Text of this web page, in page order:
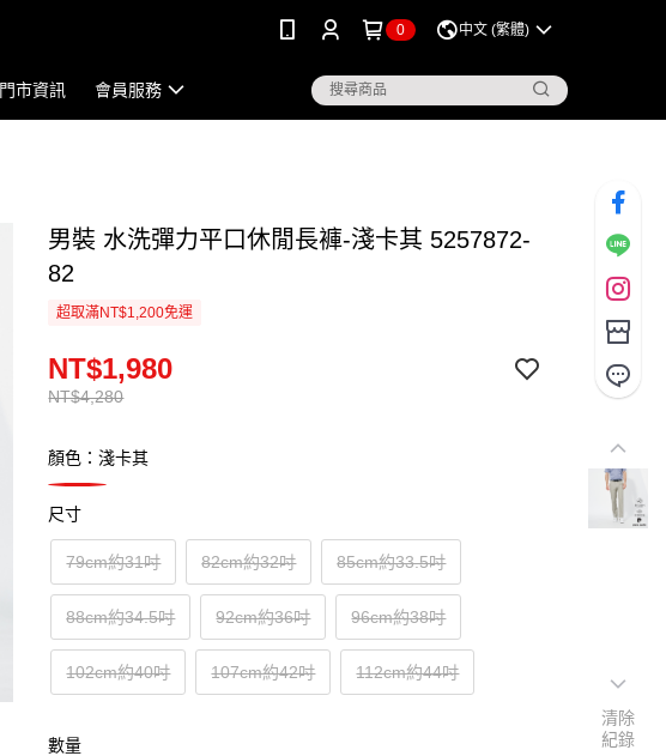
0 中文 (繁體)
門市資訊 會員服務
男裝 水洗彈力平口休閒長褲-淺卡其 5257872-
82
超取滿NT$1,200免運
NT$4,280
NT$1,980
顏色：淺卡其
尺寸
79cm約31吋 82cm約32吋 85cm約33.5吋
88cm約34.5吋 92cm約36吋 96cm約38吋
102cm約40吋 107cm約42吋 112cm約44吋
數量
清除
紀錄